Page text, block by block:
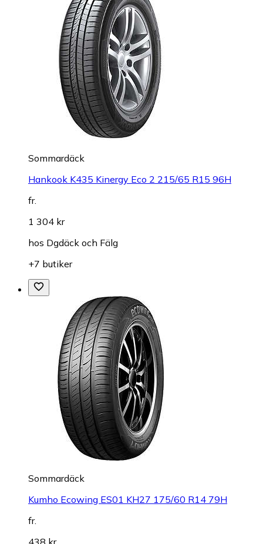
Sommardäck
Hankook K435 Kinergy Eco 2 215/65 R15 96H
fr.
1 304 kr
hos Dgdäck och Fälg
+7 butiker
Sommardäck
Kumho Ecowing ES01 KH27 175/60 R14 79H
fr.
438 kr